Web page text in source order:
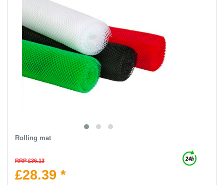
Rolling mat
RRP £36.13
£28.39 *